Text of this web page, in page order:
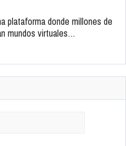
plataforma donde millones de
mundos virtuales…